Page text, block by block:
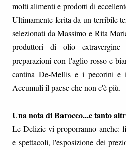
molti alimenti e prodotti di
Ultimamente ferita da un terribile
selezionati da Massimo e Rita
produttori di olio
preparazioni con l'aglio rosso e
cantina De-Mellis e i pecorini e
Accumuli il paese che non c'è più.
Una nota di Barocco...e tanto
Le Delizie vi proporranno anche:
e spettacoli, l'esposizione dei